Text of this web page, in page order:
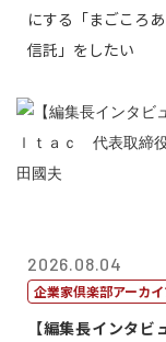
にする「まごころ
信託」をしたい
2026.08.04
企業家倶楽部アーカ
【編集長インタビ